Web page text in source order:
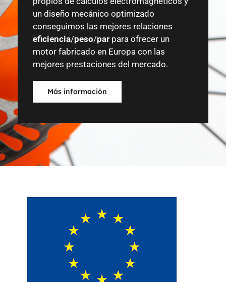
un diseño mecánico optimizado
conseguimos las mejores relaciones
eficiencia/peso/par para ofrecer un
motor fabricado en Europa con las
mejores prestaciones del mercado.
Más información